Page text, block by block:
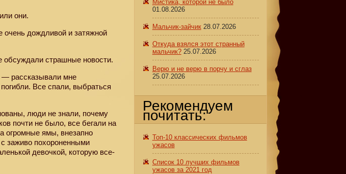
они.
очень дождливой и затяжной
обсуждали страшные новости.
рассказывали мне
Все спали, выбраться
люди не знали, почему
почти не было, все бегали на
огромные ямы, внезапно
заживо похороненными
девочкой, которую все-
Мистика, которой не было
01.08.2026
Мальчик-зайчик 28.07.2026
Откуда взялся этот странный
мальчик? 25.07.2026
Верю и не верю в порчу и сглаз
25.07.2026
Рекомендуем
почитать:
Топ-10 классических фильмов
ужасов
Список 10 лучших фильмов
ужасов за 2021 год